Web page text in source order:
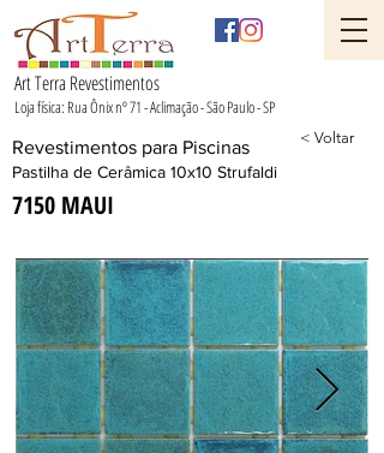
Art Terra Revestimentos
Loja física: Rua Ônix nº 71 - Aclimação - São Paulo - SP
Revestimentos para Piscinas < Voltar
Pastilha de Cerâmica 10x10 Strufaldi
7150 MAUI